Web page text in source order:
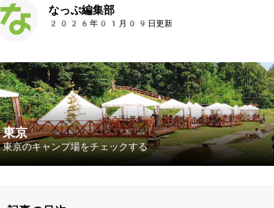
なっぷ編集部
2026年01月09日更新
東京
東京のキャンプ場をチェックする